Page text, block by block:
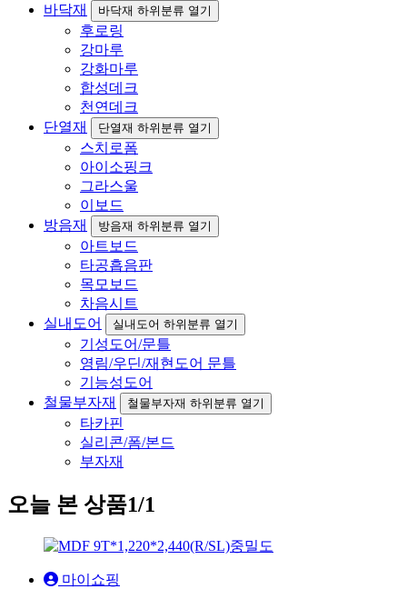
바닥재
바닥재 하위분류 열기
후로링
강마루
강화마루
합성데크
천연데크
단열재
단열재 하위분류 열기
스치로폼
아이소핑크
그라스울
이보드
방음재
방음재 하위분류 열기
아트보드
타공흡음판
목모보드
차음시트
실내도어
실내도어 하위분류 열기
기성도어/문틀
영림/우딘/재현도어 문틀
기능성도어
철물부자재
철물부자재 하위분류 열기
타카핀
실리콘/폼/본드
부자재
오늘 본 상품1/1
마이쇼핑